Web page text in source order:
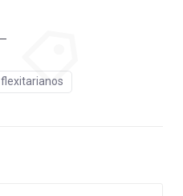
flexitarianos